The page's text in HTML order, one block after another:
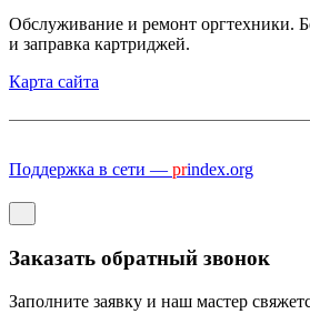
Обслуживание и ремонт оргтехники.
и заправка картриджей.
Карта сайта
Поддержка в сети — prindex.org
Заказать обратный звонок
Заполните заявку и наш мастер